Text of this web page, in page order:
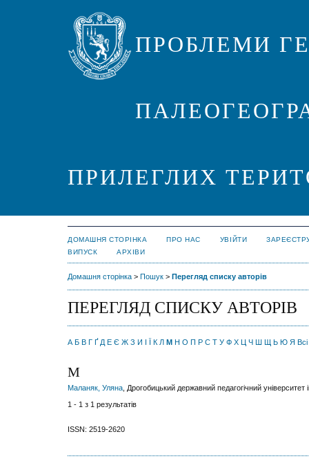
ПРОБЛЕМИ
ПРИЛЕГЛИХ
ДОМАШНЯ СТОРІНКА ПРО НАС УВІЙТИ
ВИПУСК
АРХІВИ
Домашня сторінка > Пошук > Перегляд списку авторів
ПЕРЕГЛЯД СПИСКУ АВТОРІВ
А Б В Г Ґ Д Е Є Ж З И І Ї К Л М Н О П Р С Т У Ф Х Ц Ч Ш Щ Ь Ю Я Всі
М
Маланяк, Уляна, Дрогобицький державний педагогічний університет
1 - 1 з 1 результатів
ISSN: 2519-2620